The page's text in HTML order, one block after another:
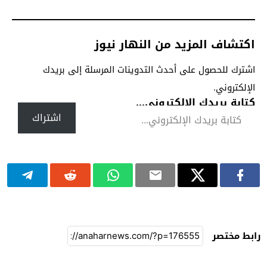
اكتشاف المزيد من النهار نيوز
اشترك للحصول على أحدث التدوينات المرسلة إلى بريدك
الإلكتروني.
كتابة بريدك الإلكتروني...
اشتراك
رابط مختصر